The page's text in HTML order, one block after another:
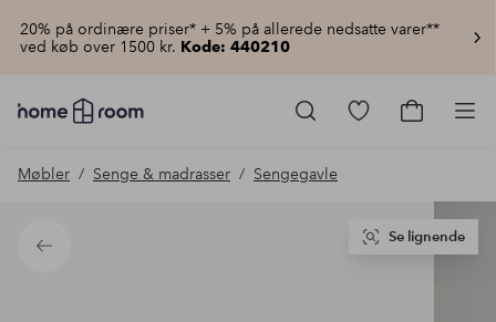
20% på ordinære priser* + 5% på allerede nedsatte varer**
ved køb over 1500 kr. Kode: 440210
Homeroom
–
hjemmet
pris
Gå
Gå
Møbler Senge & madrasser Sengegavle
Tilbage
Se lignende